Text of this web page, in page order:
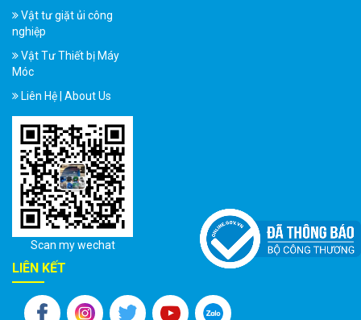
Vật tư giặt ủi công
nghiệp
Vật Tư Thiết bị Máy
Móc
Liên Hệ | About Us
Scan my wechat
LIÊN KẾT